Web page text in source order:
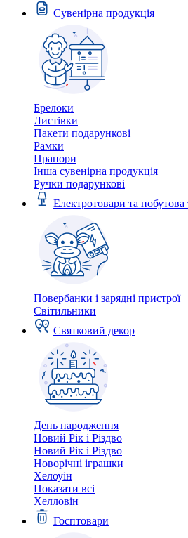
Сувенірна продукція
Брелоки
Листівки
Пакети подарункові
Рамки
Прапори
Інша сувенірна продукція
Ручки подарункові
Електротовари та побутова
Повербанки і зарядні пристрої
Світильники
Святковий декор
День народження
Новий Рік і Різдво
Новий Рік і Різдво
Новорічні іграшки
Хелоуін
Показати всі
Хелловін
Госптовари